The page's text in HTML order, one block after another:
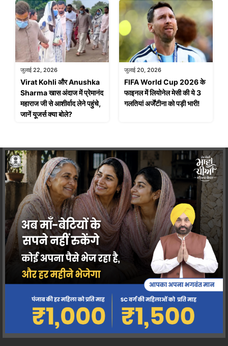
जुलाई 22, 2026
Virat Kohli और Anushka
Sharma खास अंदाज में प्रेमानंद
महाराज जी से आशीर्वाद लेने पहुंचे,
जानें यूजर्स क्या बोले?
जुलाई 20, 2026
FIFA World Cup 2026 के
फाइनल में लियोनेल मेसी की ये 3
गलतियां अर्जेंटीना को पड़ी भारी!